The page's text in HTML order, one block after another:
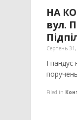
НА
вул.
Серпень
І
Filed in